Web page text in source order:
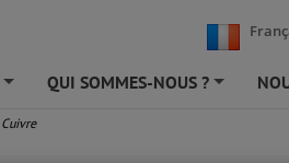
QUI SOMMES-NOUS ?
Cuivre